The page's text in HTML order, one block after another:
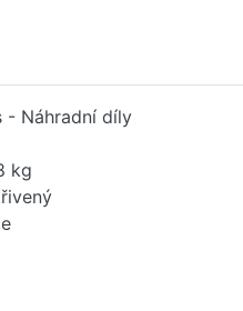
- Náhradní díly
kg